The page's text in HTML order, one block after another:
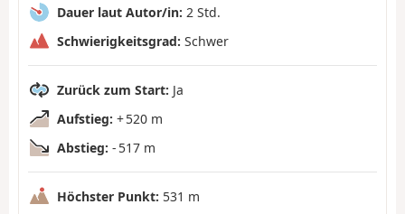
Dauer laut Autor/in: 2 Std.
Schwierigkeitsgrad: Schwer
Zurück zum Start: Ja
Aufstieg: + 520 m
Abstieg: - 517 m
Höchster Punkt: 531 m